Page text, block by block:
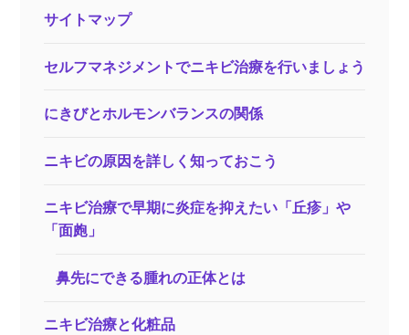
サイトマップ
セルフマネジメントでニキビ治療を行いましょう
にきびとホルモンバランスの関係
ニキビの原因を詳しく知っておこう
ニキビ治療で早期に炎症を抑えたい「丘疹」や
「面皰」
鼻先にできる腫れの正体とは
ニキビ治療と化粧品